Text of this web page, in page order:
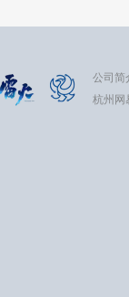
公司简
杭州